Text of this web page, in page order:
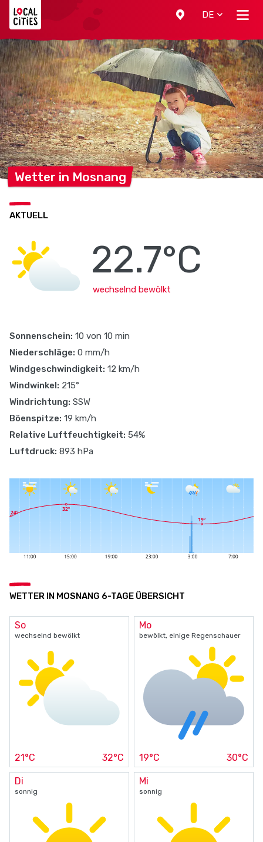
DE
Wetter in Mosnang
AKTUELL
22.7°C
wechselnd bewölkt
Sonnenschein: 10 von 10 min
Niederschläge: 0 mm/h
Windgeschwindigkeit: 12 km/h
Windwinkel: 215°
Windrichtung: SSW
Böenspitze: 19 km/h
Relative Luftfeuchtigkeit: 54%
Luftdruck: 893 hPa
WETTER IN MOSNANG 6-TAGE ÜBERSICHT
So
wechselnd bewölkt
21°C 32°C
Mo
bewölkt, einige Regenschauer
19°C 30°C
Di
sonnig
Mi
sonnig